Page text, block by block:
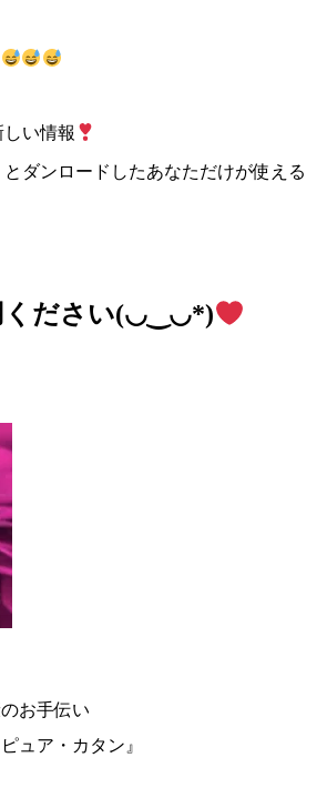
い情報
とダンロードしたあなただけが使える
ください(◡‿◡*)
お手伝い
ア・カタン』